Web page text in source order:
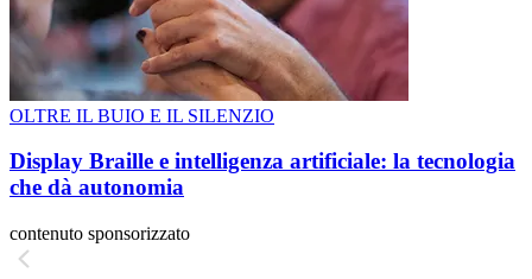
OLTRE IL BUIO E IL SILENZIO
Display Braille e intelligenza artificiale: la tecnologia
che dà autonomia
contenuto sponsorizzato